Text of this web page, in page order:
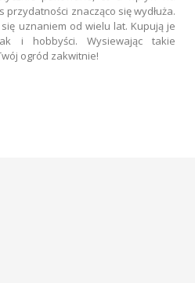
przydatności znacząco się wydłuża.
uznaniem od wielu lat. Kupują je
i hobbyści. Wysiewając takie
ogród zakwitnie!